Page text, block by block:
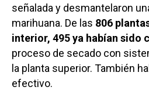
señalada y desmantelaron
marihuana. De las 806
interior, 495 ya habían sido
proceso de secado con
la planta superior. También
efectivo.